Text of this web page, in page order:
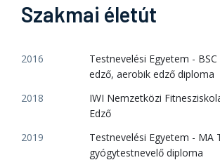
Szakmai életút
2016
Testnevelési Egyetem -
edző, aerobik edző diploma
2018
IWI Nemzetközi
Edző
2019
Testnevelési Egyetem - MA
gyógytestnevelő diploma